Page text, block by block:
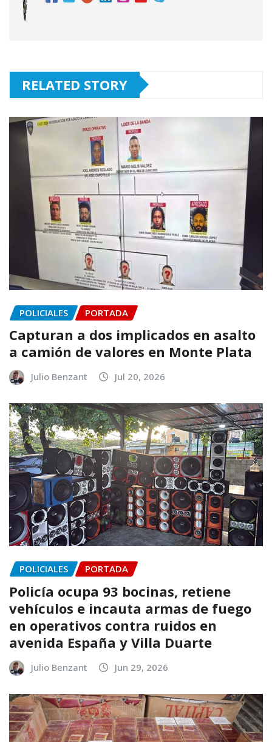
RELATED STORY
POLICIALES PORTADA
Capturan a dos implicados en asalto
a camión de valores en Monte Plata
Julio Benzant Jul 20, 2026
POLICIALES PORTADA
Policía ocupa 93 bocinas, retiene
vehículos e incauta armas de fuego
en operativos contra ruidos en
avenida España y Villa Duarte
Julio Benzant Jun 29, 2026